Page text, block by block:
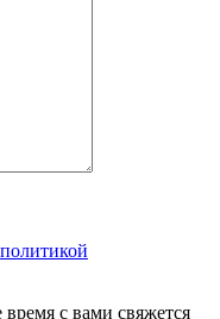
политикой
с вами свяжется